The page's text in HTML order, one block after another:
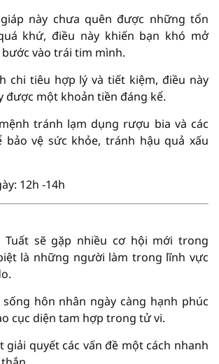
này chưa quên được những tổn
khứ, điều này khiến bạn khó mở
vào trái tim mình.
chi tiêu hợp lý và tiết kiệm, điều này
được một khoản tiền đáng kể.
tránh lạm dụng rượu bia và các
bảo vệ sức khỏe, tránh hậu quả xấu
12h -14h
Tuất sẽ gặp nhiều cơ hội mới trong
là những người làm trong lĩnh vực
sống hôn nhân ngày càng hạnh phúc
cục diện tam hợp trong tử vi.
giải quyết các vấn đề một cách nhanh